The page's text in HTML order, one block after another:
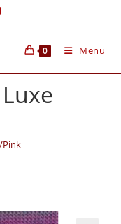
0 Menü
Pink